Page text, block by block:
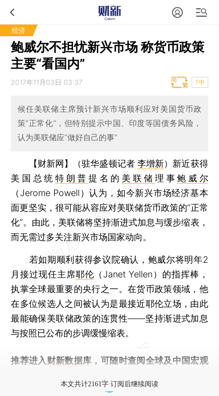
经济
鲍威尔不担忧新兴市场 称货币政策
主要“看国内”
2017年11月03日 03:37 T中
候任美联储主席预计新兴市场顺利应对美国货币政
策“正常化”，但特别提示中国、印度等国债务风险，
认为美联储应“做好自己的事”
【财新网】（驻华盛顿记者 李增新） 新近获得
美国总统特朗普提名的 美联储 理事鲍威尔
（Jerome Powell）认为，如今新兴市场经济基本
面更坚实，很可能从容应对美联储货币政策的“正常
化”。由此，美联储将坚持渐进式加息与缓步缩表，
而无需过多关注新兴市场国家动向。
若如期顺利获得参议院确认，鲍威尔将明年2
月接过现任主席耶伦 （Janet Yellen）的指挥棒，
执掌全球最重要的央行之一。在货币政策领域，他
在多位候选人之间被认为是最接近耶伦立场，由此
最能确保美联储政策的连贯性——坚持渐进式加息
与按照已公布的步调缓慢缩表。
推荐进入 财新数据库 ，可随时查阅全球及中国宏观
本文共计2161字 订阅后继续阅读